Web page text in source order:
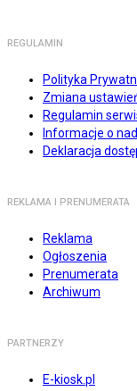
REGULAMIN
Polityka
Zmiana
Regulamin
Informacje o
Deklaracja
REKLAMA I PRENUMERATA
Reklama
Ogłoszenia
Prenumerata
Archiwum
PARTNERZY
E-kiosk.pl